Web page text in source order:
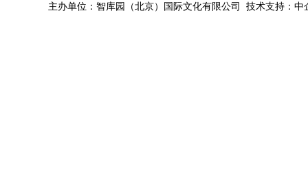
主办单位：智库园（北京）国际文化有限公司 技术支持：